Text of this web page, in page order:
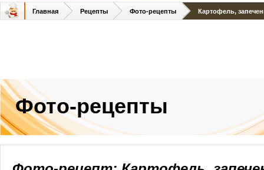
Главная Рецепты Фото-рецепты Картофель,
Фото-рецепты